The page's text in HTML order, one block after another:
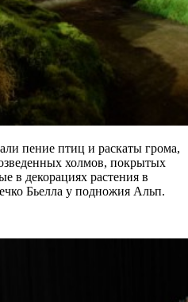
пение птиц и раскаты грома,
холмов, покрытых
в декорациях растения в
Бьелла у подножия Альп.